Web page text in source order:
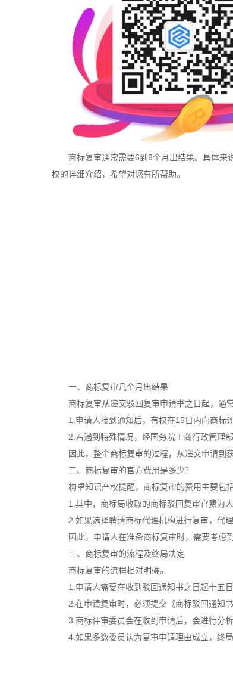
商标复审通常需要6到9个月出结果。具体来说
权的详细介绍，希望对您有所帮助。
一、商标复审几个月出结果
商标复审从递交驳回复审申请书之日起，通常
1.申请人接到通知后，有权在15日内向商标评
2.若遇到特殊情况，经国务院工商行政管理部
因此，整个商标复审的过程，从递交申请到获
二、商标复审的官方费用是多少？
构卓知识产权提醒，商标复审的费用主要包
1.其中，商标局收取的商标驳回复审官费为人
2.如果选择聘请商标代理机构进行复审，代理
因此，申请人在准备商标复审时，需要考虑到
三、商标复审的流程及终局决定
商标复审的流程相对明确。
1.申请人需要在收到驳回通知书之日起十五日
2.在申请复审时，必须提交《商标驳回通知书
3.商标评审委员会在收到申请后，会进行分析
4.如果多数委员认为复审申请理由成立，终局